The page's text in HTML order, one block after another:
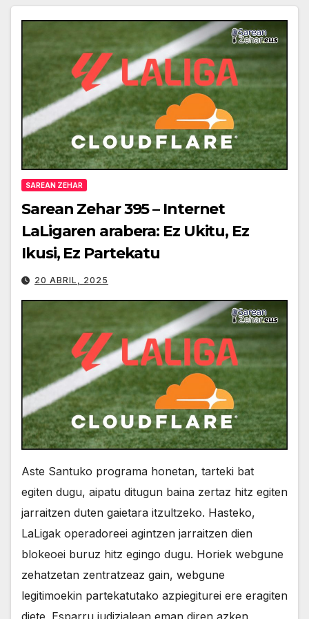
SAREAN ZEHAR
Sarean Zehar 395 – Internet
LaLigaren arabera: Ez Ukitu, Ez
Ikusi, Ez Partekatu
20 ABRIL, 2025
Aste Santuko programa honetan, tarteki bat
egiten dugu, aipatu ditugun baina zertaz hitz egiten
jarraitzen duten gaietara itzultzeko. Hasteko,
LaLigak operadoreei agintzen jarraitzen dien
blokeoei buruz hitz egingo dugu. Horiek webgune
zehatzetan zentratzeaz gain, webgune
legitimoekin partekatutako azpiegiturei ere eragiten